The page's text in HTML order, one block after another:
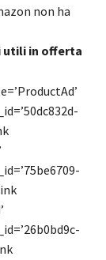
non ha
in offerta